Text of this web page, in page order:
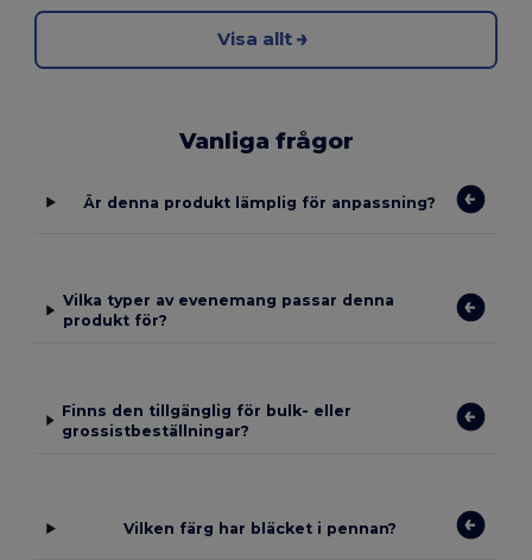
Visa allt
Vanliga frågor
Är denna produkt lämplig för anpassning?
Vilka typer av evenemang passar denna
produkt för?
Finns den tillgänglig för bulk- eller
grossistbeställningar?
Vilken färg har bläcket i pennan?